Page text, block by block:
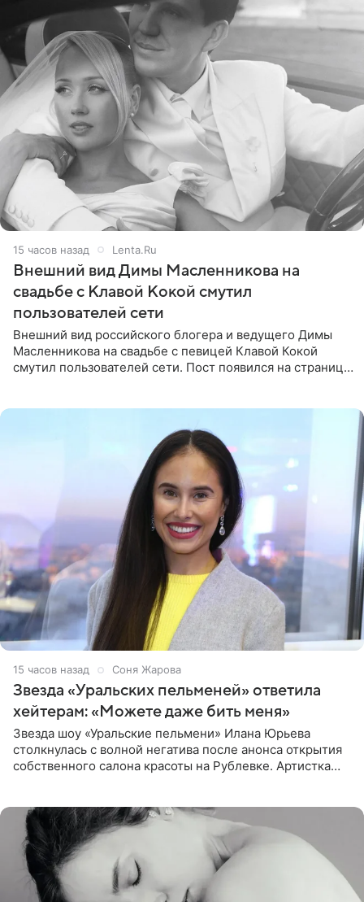
15 часов назад Lenta.Ru
Внешний вид Димы Масленникова на
свадьбе с Клавой Кокой смутил
пользователей сети
Внешний вид российского блогера и ведущего Димы
Масленникова на свадьбе с певицей Клавой Кокой
смутил пользователей сети. Пост появился на странице
15 часов назад Соня Жарова
Звезда «Уральских пельменей» ответила
хейтерам: «Можете даже бить меня»
Звезда шоу «Уральские пельмени» Илана Юрьева
столкнулась с волной негатива после анонса открытия
собственного салона красоты на Рублевке. Артистка